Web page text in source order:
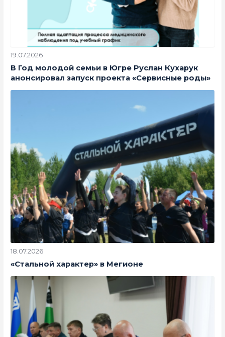
19.07.2026
В Год молодой семьи в Югре Руслан Кухарук
анонсировал запуск проекта «Сервисные роды»
18.07.2026
«Стальной характер» в Мегионе